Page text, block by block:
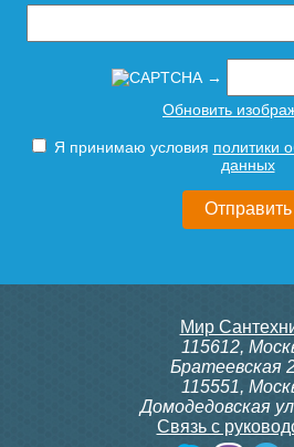
→
Обновить
Я принимаю условия политики
данных
Мир
115612,
Братеевская
115551,
Домодедовская
Связь с